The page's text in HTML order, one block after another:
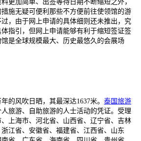
更加简单、出签等待日期不断缩短之外，
施无疑可便利那些不方便前往使领馆的游
，由于网上申请的具体细则还未推出，究
指引，但网上申请能够有利于缩短签证签
是全球规模最大、历史最悠久的会展场
风吹日晒，其最深达1637米。 泰国旅游
旅游、自助旅游的人士活动的凭证。受理
上海市、河北省、山西省、辽宁省、吉林
江省、安徽省、福建省、江西省、山东